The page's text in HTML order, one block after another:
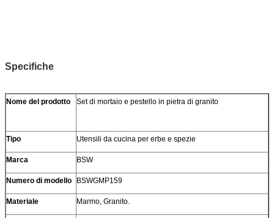
Specifiche
Nome del prodotto Set di mortaio e pestello in pietra di granito
Tipo Utensili da cucina per erbe e spezie
Marca BSW
Numero di modello BSWGMP159
Materiale Marmo, Granito.